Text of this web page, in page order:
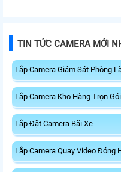
TIN TỨC CAMERA MỚI
Lắp Camera Giám Sát Phòng
Lắp Camera Kho Hàng Trọn
Lắp Đặt Camera Bãi Xe
Lắp Camera Quay Video Đóng